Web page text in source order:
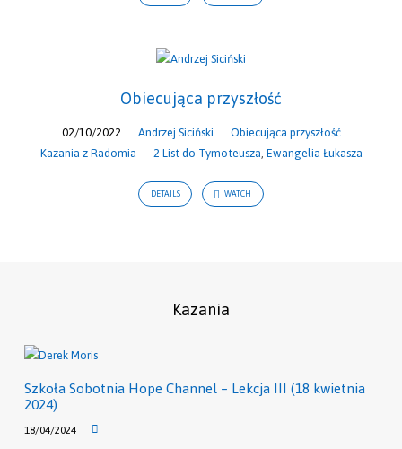
Obiecująca przyszłość
02/10/2022 Andrzej Siciński
Obiecująca przyszłość
Kazania z Radomia
2 List do Tymoteusza, Ewangelia Łukasza
DETAILS WATCH
Kazania
Szkoła Sobotnia Hope Channel – Lekcja III (18 kwietnia
2024)
18/04/2024